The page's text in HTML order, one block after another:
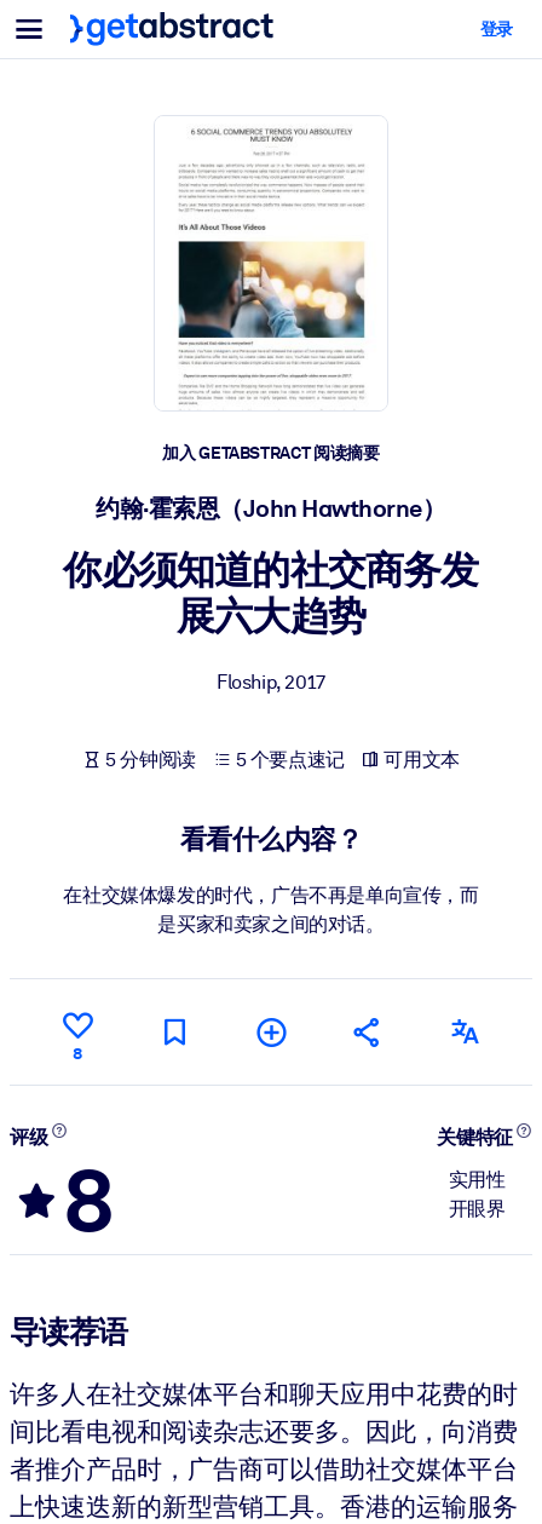
菜单
面向团队与管理者
为您的员工配备关键的人工智能技能。
帮助您的管理者为未来的工作时代做好准备。
让团队更轻松地共同学习、解决实际问题并更快采取行动。
技能提升与重塑
培养您的员工应对未来挑战所需的技能。
按系统
面向 LMS/LXP
将简短且经过验证的知识引入您的 LMS/LXP，以获得更强的学习效
用值得信赖且即插即用的商业知识丰富您的企业图书馆。
利用可靠、结构化的知识为您的人工智能系统提供动力，以改善输
面向人工智能系统
登录
加入 GETABSTRACT 阅读摘要
约翰·霍索恩（John Hawthorne）
你必须知道的社交商务发
展六大趋势
Floship,2017
5 分钟阅读 5 个要点速记 可用文本
看看什么内容？
在社交媒体爆发的时代，广告不再是单向宣传，而
是买家和卖家之间的对话。
8
评级
8
关键特征
实用性
开眼界
导读荐语
许多人在社交媒体平台和聊天应用中花费的时
间比看电视和阅读杂志还要多。因此，向消费
者推介产品时，广告商可以借助社交媒体平台
上快速迭新的新型营销工具。香港的运输服务